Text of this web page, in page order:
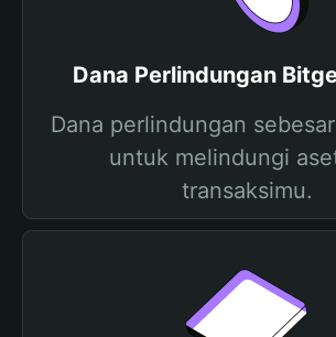
Dana Perlindungan
Dana perlindungan
untuk melindungi
transaksimu.